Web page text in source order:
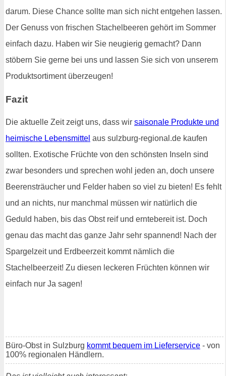
darum. Diese Chance sollte man sich nicht entgehen lassen.
Der Genuss von frischen Stachelbeeren gehört im Sommer
einfach dazu. Haben wir Sie neugierig gemacht? Dann
stöbern Sie gerne bei uns und lassen Sie sich von unserem
Produktsortiment überzeugen!
Fazit
Die aktuelle Zeit zeigt uns, dass wir saisonale Produkte und
heimische Lebensmittel aus sulzburg-regional.de kaufen
sollten. Exotische Früchte von den schönsten Inseln sind
zwar besonders und sprechen wohl jeden an, doch unsere
Beerensträucher und Felder haben so viel zu bieten! Es fehlt
und an nichts, nur manchmal müssen wir natürlich die
Geduld haben, bis das Obst reif und erntebereit ist. Doch
genau das macht das ganze Jahr sehr spannend! Nach der
Spargelzeit und Erdbeerzeit kommt nämlich die
Stachelbeerzeit! Zu diesen leckeren Früchten können wir
einfach nur Ja sagen!
Büro-Obst in Sulzburg kommt bequem im Lieferservice - von
100% regionalen Händlern.